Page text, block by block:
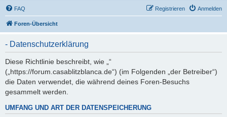
FAQ Anmelden
Registrieren
Foren-Übersicht
- Datenschutzerklärung
Diese Richtlinie beschreibt, wie „“
(„https://forum.casablitzblanca.de“) (im Folgenden „der Betreiber“)
die Daten verwendet, die während deines Foren-Besuchs
gesammelt werden.
UMFANG UND ART DER DATENSPEICHERUNG